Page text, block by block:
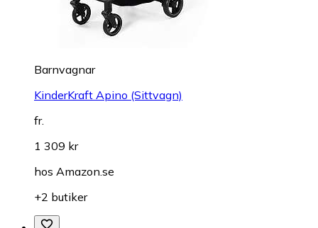
Barnvagnar
KinderKraft Apino (Sittvagn)
fr.
1 309 kr
hos Amazon.se
+2 butiker